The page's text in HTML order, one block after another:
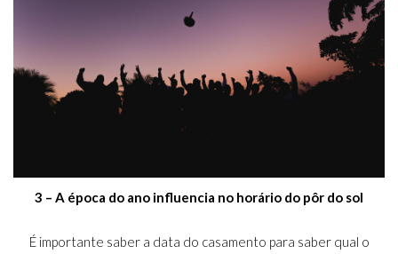
3 – A época do ano influencia no horário do pôr do sol
É importante saber a data do casamento para saber qual o